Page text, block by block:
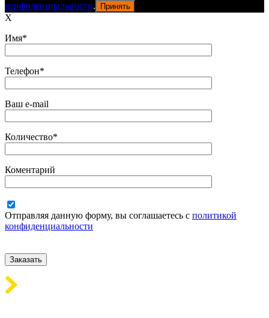
конфиденциальности. Принять
X
Имя*
Телефон*
Ваш e-mail
Количество*
Коментарий
Отправляя данную форму, вы соглашаетесь с политикой
конфиденциальности